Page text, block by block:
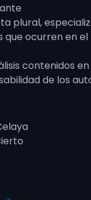
plural,
que ocurren en el
contenidos
de los